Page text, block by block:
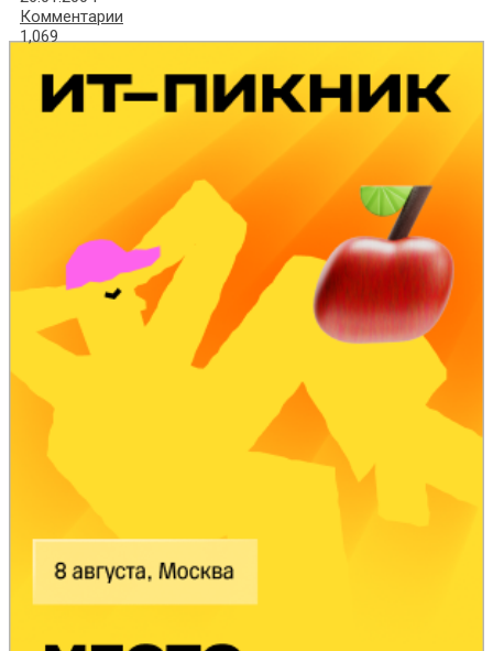
Комментарии
1,069